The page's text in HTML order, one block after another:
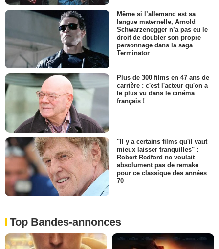
Même si l’allemand est sa
langue maternelle, Arnold
Schwarzenegger n’a pas eu le
droit de doubler son propre
personnage dans la saga
Terminator
Plus de 300 films en 47 ans de
carrière : c'est l'acteur qu'on a
le plus vu dans le cinéma
français !
"Il y a certains films qu'il vaut
mieux laisser tranquilles" :
Robert Redford ne voulait
absolument pas de remake
pour ce classique des années
70
Top Bandes-annonces